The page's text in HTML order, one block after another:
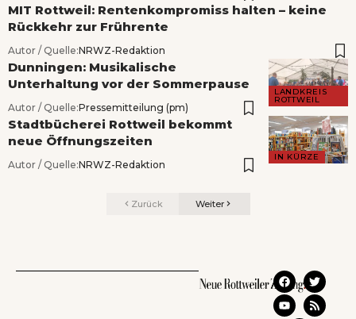
MIT Rottweil: Rentenkompromiss halten – keine
Rückkehr zur Frührente
Autor / Quelle:NRWZ-Redaktion
LANDKREIS
ROTTWEIL
Dunningen: Musikalische
Unterhaltung vor der Sommerpause
Autor / Quelle:Pressemitteilung (pm)
IN KÜRZE
Stadtbücherei Rottweil bekommt
neue Öffnungszeiten
Autor / Quelle:NRWZ-Redaktion
Zurück Weiter